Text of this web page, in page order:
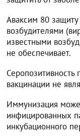
Аваксим 80 защиту
возбудителями
известными
не обеспечивает.
Серопозитивность
вакцинации не
Иммунизация
инфицированных
инкубационного